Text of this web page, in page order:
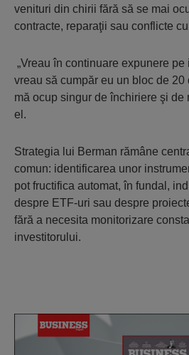
venituri din chirii fără să se mai
contracte, reparaţii sau conflicte
„Vreau în continuare expunere
vreau să cumpăr eu un bloc de 20
mă ocup singur de închiriere şi de
el.
Strategia lui Berman rămâne
comun: identificarea unor
pot fructifica automat, în fundal,
despre ETF-uri sau despre
fără a necesita monitorizare
investitorului.